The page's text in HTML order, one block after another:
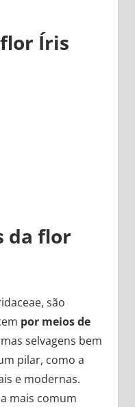
Íris
da flor
são
por meios de
selvagens bem
pilar, como a
e modernas.
mais comum